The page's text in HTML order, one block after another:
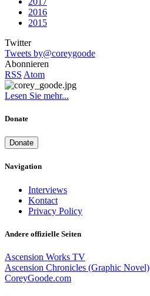
2016
2015
Twitter
Tweets by@coreygoode
Abonnieren
RSS Atom
Lesen Sie mehr...
Donate
Donate
Navigation
Interviews
Kontact
Privacy Policy
Andere offizielle Seiten
Ascension Works TV
Ascension Chronicles (Graphic Novel)
CoreyGoode.com